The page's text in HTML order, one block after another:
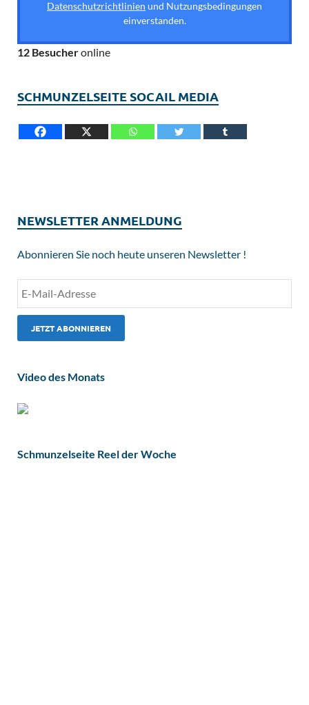
Datenschutzrichtlinien und Nutzungsbedingungen
einverstanden.
12 Besucheronline
SCHMUNZELSEITE SOCAIL MEDIA
NEWSLETTER ANMELDUNG
Abonnieren Sie noch heute unseren Newsletter !
Video des Monats
Schmunzelseite Reel der Woche